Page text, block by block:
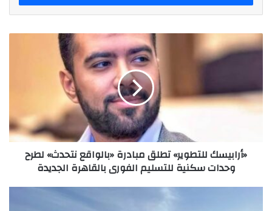
«أرابيسك
للتطوير»
«بالواقع
نتحدث»
لطرح
للتسليم«أرابيسك للتطوير» تطلق مبادرة «بالواقع نتحدث» لطرح
وحدات سكنية للتسليم الفورى بالقاهرة الجديدة